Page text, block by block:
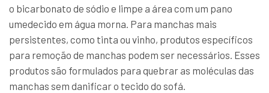
o bicarbonato de sódio e limpe a área com um pano
umedecido em água morna. Para manchas mais
persistentes, como tinta ou vinho, produtos específicos
para remoção de manchas podem ser necessários. Esses
produtos são formulados para quebrar as moléculas das
manchas sem danificar o tecido do sofá.